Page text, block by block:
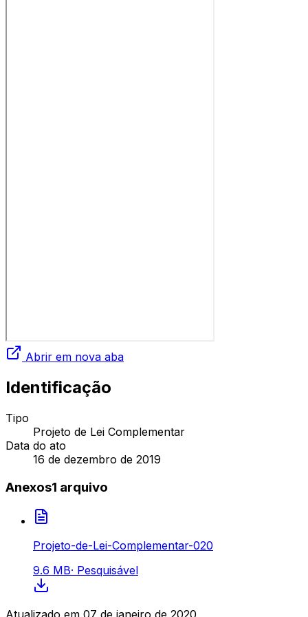
Abrir em nova aba
Identificação
Tipo
Projeto de Lei Complementar
Data do ato
16 de dezembro de 2019
Anexos1 arquivo
Projeto-de-Lei-Complementar-020
9.6 MB· Pesquisável
Atualizado em 07 de janeiro de 2020